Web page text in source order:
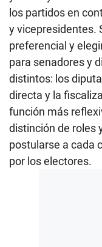
los partidos en
y vicepresidentes.
preferencial y
para senadores y
distintos: los
directa y la
función más
distinción de roles
postularse a cada
por los electores.